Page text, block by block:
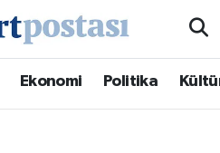
Ekonomi Politika